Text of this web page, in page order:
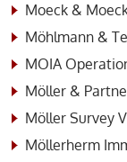
Moeck &
Möhlmann &
MOIA
Möller &
Möller Survey
Möllerherm